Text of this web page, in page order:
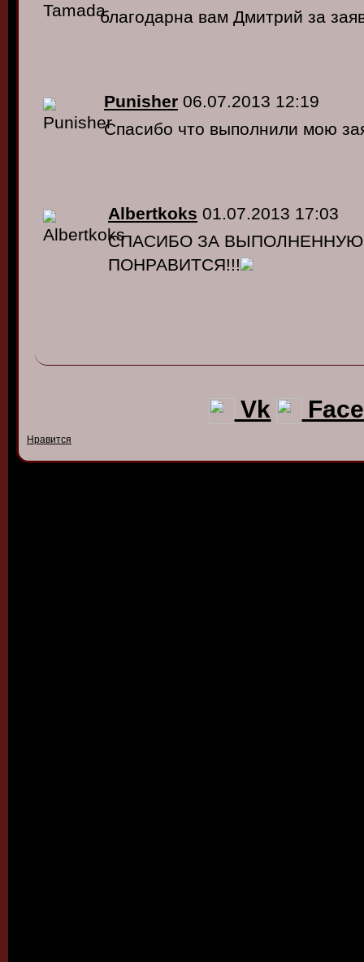
благодарна вам Дмитрий за
Punisher 06.07.2013 12:19
Спасибо что выполнили мою
Albertkoks 01.07.2013 17:03
СПАСИБО ЗА
ПОНРАВИТСЯ!!!
Vk
Нравится